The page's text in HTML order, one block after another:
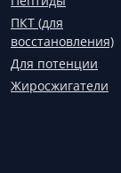
ПКТ (для
восстановления)
Для потенции
Жиросжигатели